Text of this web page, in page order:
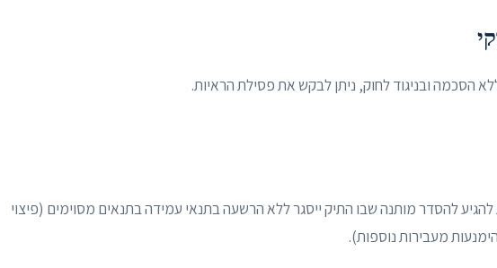
הסכמה ובניגוד לחוק, ניתן לבקש את פסילת הראיות.
להגיע להסדר מותנה שבו התיק ייסגר ללא הרשעה בתנאי עמידה בתנאים מסוימים (פיצוי
מעבירות נוספות).